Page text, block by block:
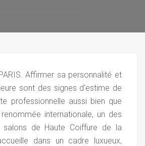
Affirmer sa personnalité et
sont des signes d'estime de
professionnelle aussi bien que
internationale, un des
salons de Haute Coiffure de la
dans un cadre luxueux,